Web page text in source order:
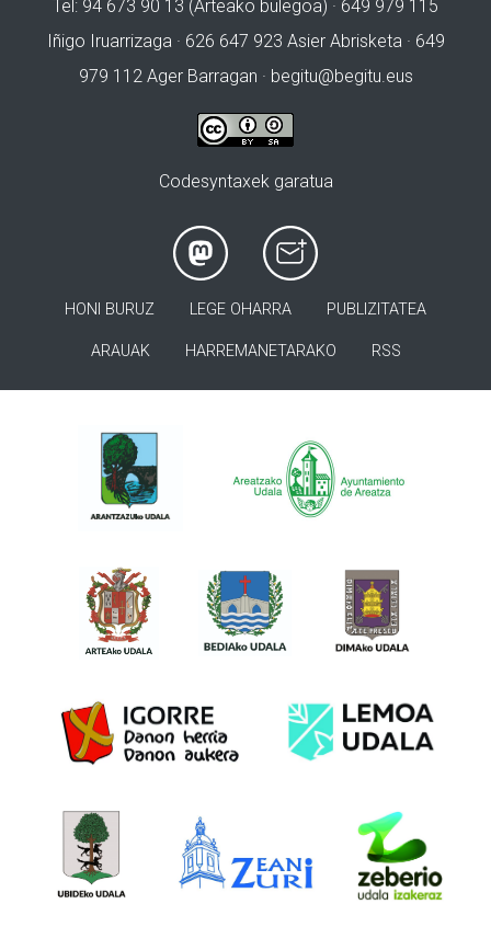
Tel: 94 673 90 13 (Arteako bulegoa) · 649 979 115
Iñigo Iruarrizaga · 626 647 923 Asier Abrisketa · 649
979 112 Ager Barragan · begitu@begitu.eus
Codesyntaxek garatua
HONI BURUZ LEGE OHARRA PUBLIZITATEA
ARAUAK HARREMANETARAKO RSS